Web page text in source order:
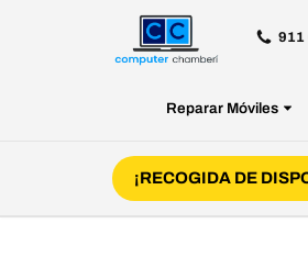
911
Reparar Móviles
¡RECOGIDA DE